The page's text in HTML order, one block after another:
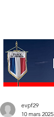
evpf29
10 mars 2025